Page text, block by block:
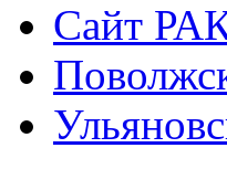
Сайт